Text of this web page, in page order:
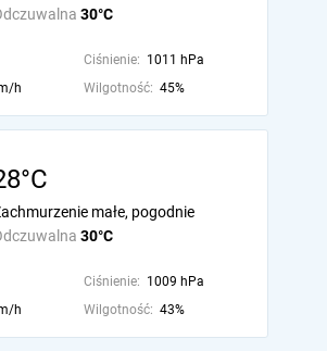
30°C
Ciśnienie: 1011 hPa
h Wilgotność: 45%
30°C
małe, pogodnie
Ciśnienie: 1009 hPa
h Wilgotność: 43%